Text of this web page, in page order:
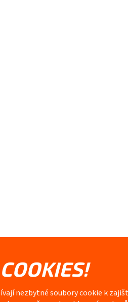
nezbytné soubory cookie k